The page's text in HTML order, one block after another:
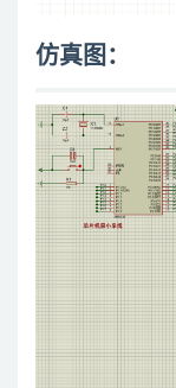
仿真图：